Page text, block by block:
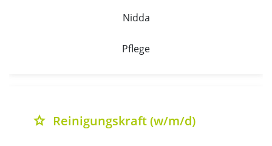
Nidda
Pflege
grade Reinigungskraft (w/m/d)